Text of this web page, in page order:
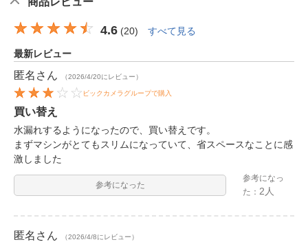
4.6 (20) すべて見る
最新レビュー
匿名 さん （2026/4/20にレビュー）
ビックカメラグループで購入
買い替え
水漏れするようになったので、買い替えです。
まずマシンがとてもスリムになっていて、省スペースなことに感
激しました
参考になった
参考になっ
た： 2人
匿名 さん （2026/4/8にレビュー）